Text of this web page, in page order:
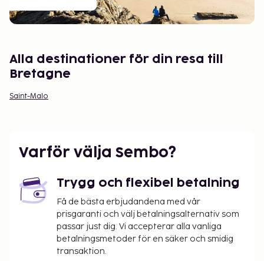
Alla destinationer för din resa till
Bretagne
Saint-Malo
Varför välja Sembo?
Trygg och flexibel betalning
Få de bästa erbjudandena med vår
prisgaranti och välj betalningsalternativ som
passar just dig. Vi accepterar alla vanliga
betalningsmetoder för en säker och smidig
transaktion.